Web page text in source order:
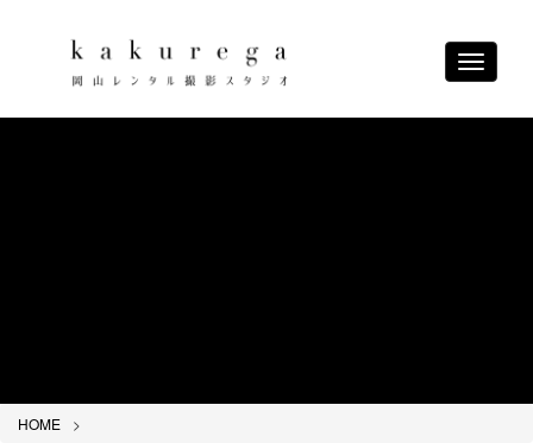
Toggle
HOME